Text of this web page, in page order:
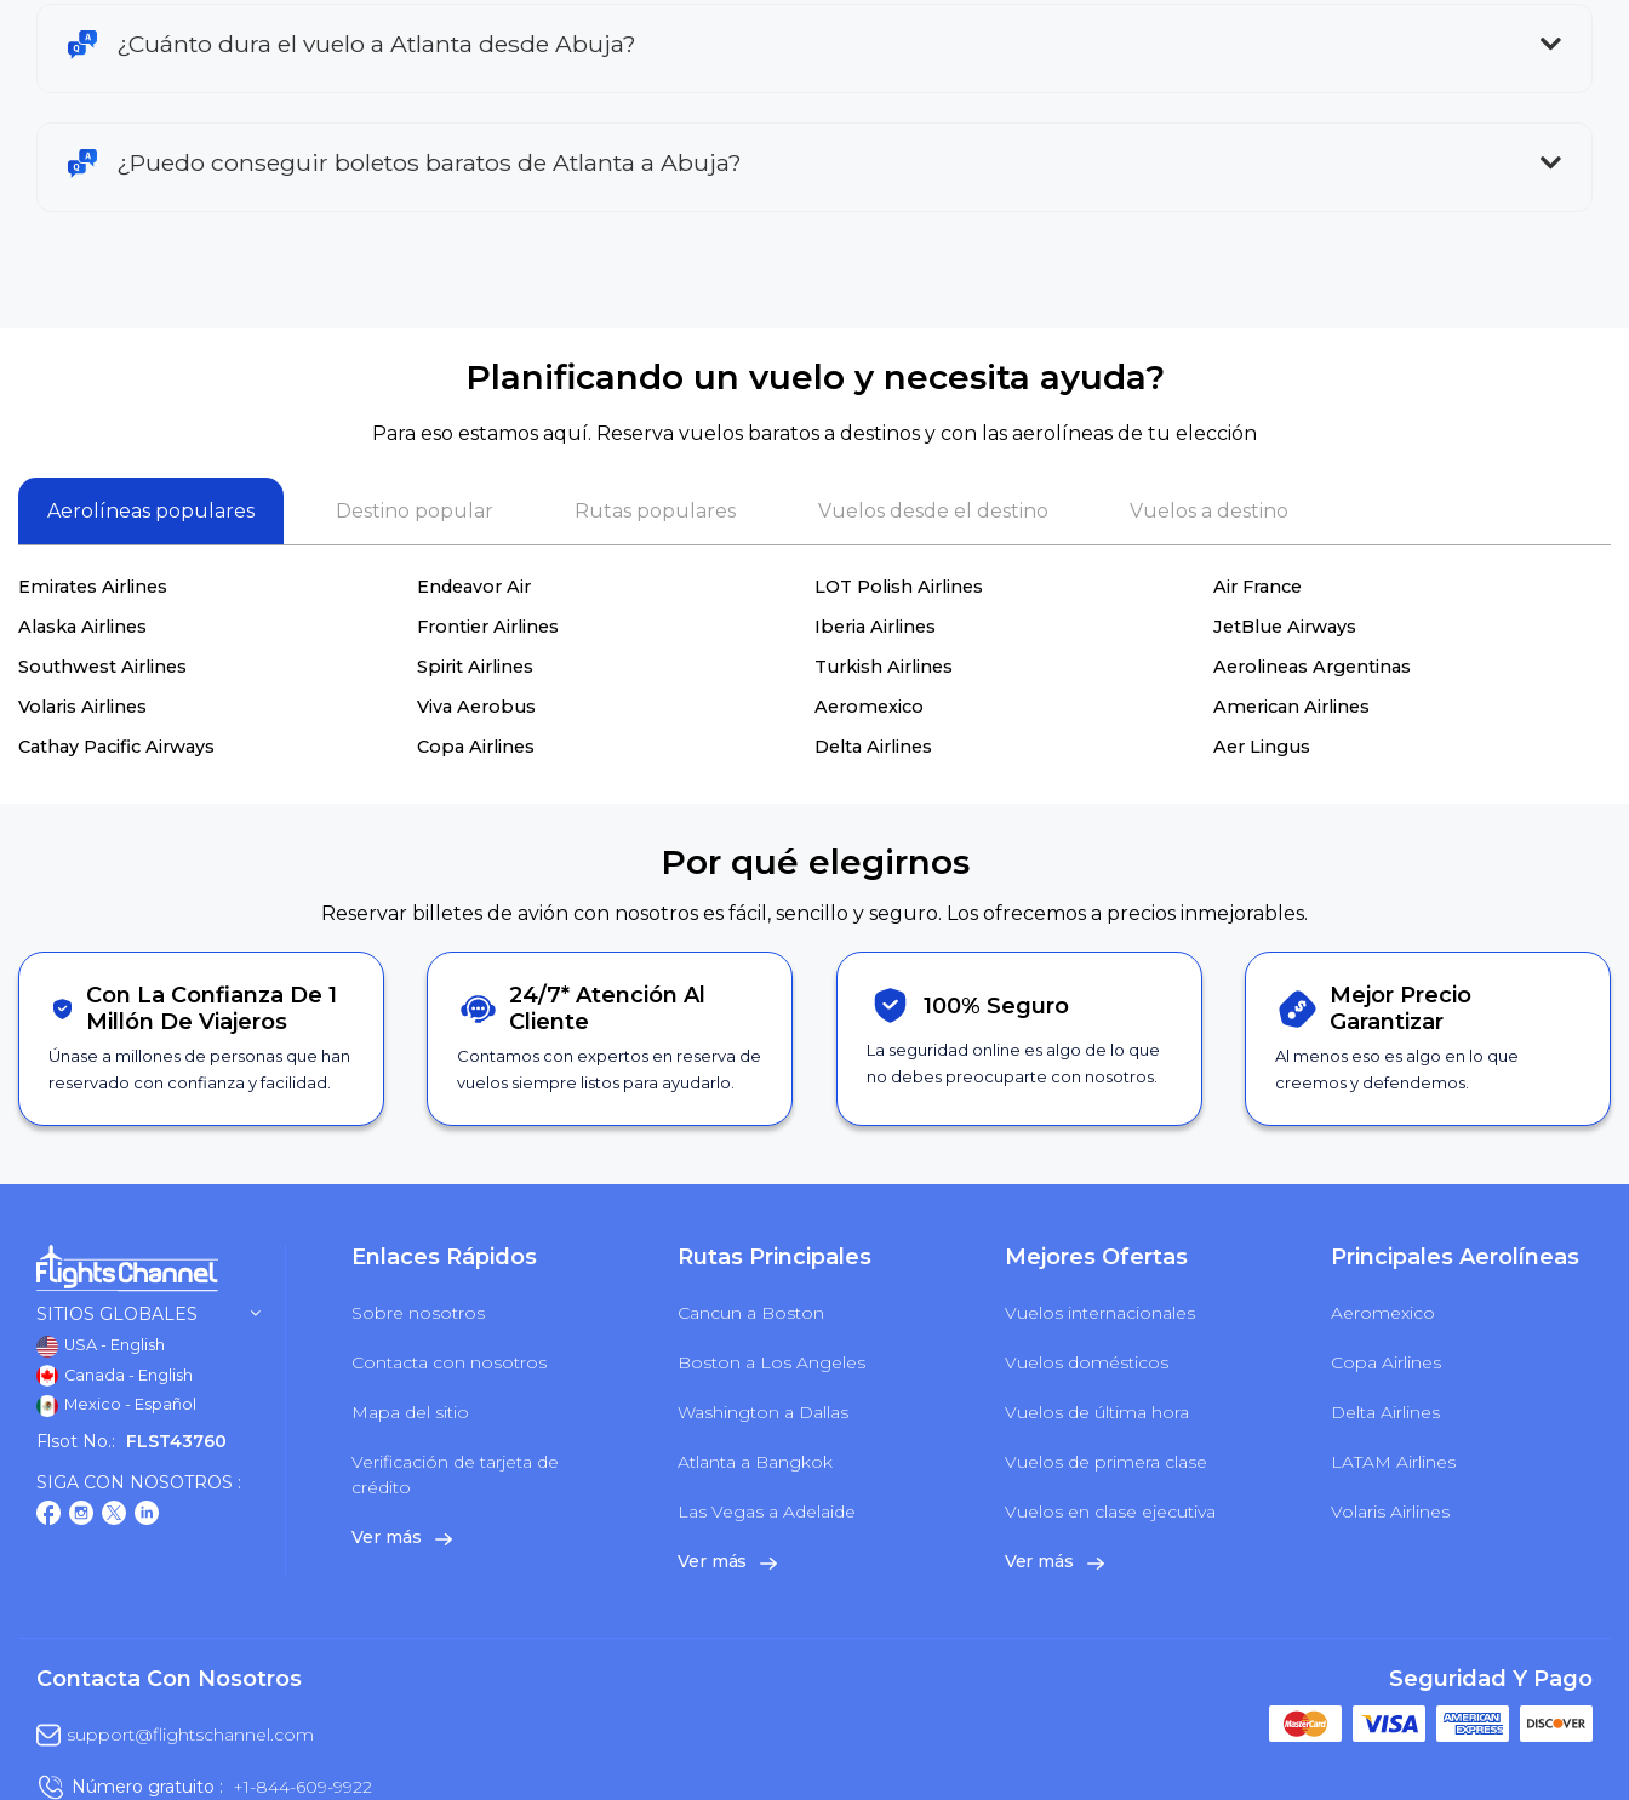
¿Cuánto dura el vuelo a Atlanta desde Abuja?
¿Puedo conseguir boletos baratos de Atlanta a Abuja?
Planificando un vuelo y necesita ayuda?
Para eso estamos aquí. Reserva vuelos baratos a destinos y con las aerolíneas de tu elección
Aerolíneas populares Destino popular Rutas populares Vuelos desde el destino Vuelos a destino
Emirates Airlines Endeavor Air LOT Polish Airlines
Air France
Alaska Airlines
Frontier Airlines Iberia Airlines
JetBlue Airways
Southwest Airlines
Spirit Airlines Turkish Airlines
Aerolineas Argentinas
Volaris Airlines
Viva Aerobus Aeromexico
American Airlines
Cathay Pacific Airways
Copa Airlines Delta Airlines Aer Lingus
Por qué elegirnos
Reservar billetes de avión con nosotros es fácil, sencillo y seguro. Los ofrecemos a precios inmejorables.
Con La Confianza De 1
Millón De Viajeros
Únase a millones de personas que han
reservado con confianza y facilidad.
24/7*Atención Al
Cliente
Contamos con expertos en reserva de
vuelos siempre listos para ayudarlo.
100% Seguro
La seguridad online es algo de lo que
no debes preocuparte con nosotros.
Mejor Precio
Garantizar
Al menos eso es algo en lo que
creemos y defendemos.
SITIOS GLOBALES
USA - English
Canada - English
Mexico - Español
Flsot No.:
FLST43760
SIGA CON NOSOTROS :
Enlaces Rápidos
Sobre nosotros
Contacta con nosotros
Mapa del sitio
Verificación de tarjeta de
crédito
Ver más
Rutas Principales
Cancun a Boston
Boston a Los Angeles
Washington a Dallas
Atlanta a Bangkok
Las Vegas a Adelaide
Ver más
Mejores Ofertas
Vuelos internacionales
Vuelos domésticos
Vuelos de última hora
Vuelos de primera clase
Vuelos en clase ejecutiva
Ver más
Principales Aerolíneas
Aeromexico
Copa Airlines
Delta Airlines
LATAM Airlines
Volaris Airlines
Contacta Con Nosotros
support@flightschannel.com
Número gratuito : +1-844-609-9922
Seguridad Y Pago